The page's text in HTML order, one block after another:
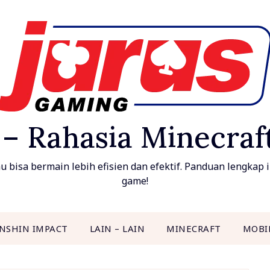
Rahasia
bisa bermain lebih efisien dan efektif. Panduan
game!
IMPACT LAIN – LAIN MINECRAFT